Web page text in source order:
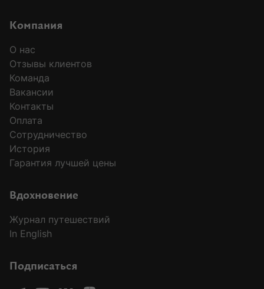
Компания
О нас
Отзывы клиентов
Команда
Вакансии
Контакты
Оплата
Сотрудничество
История
Гарантия лучшей цены
Вдохновение
Журнал путешествий
In English
Подписаться